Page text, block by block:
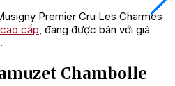
Premier Cru Les Charmes
cấp, đang được bán với giá
Chambolle